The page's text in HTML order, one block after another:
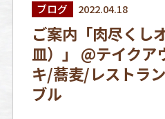
ブログ 2022.04.18
ご案内「肉尽くし
皿）」 @テイク
キ/蕎麦/レストラ
ブル